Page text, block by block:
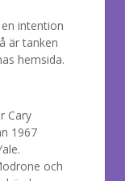
intention
är tanken
hemsida.
Cary
1967
och